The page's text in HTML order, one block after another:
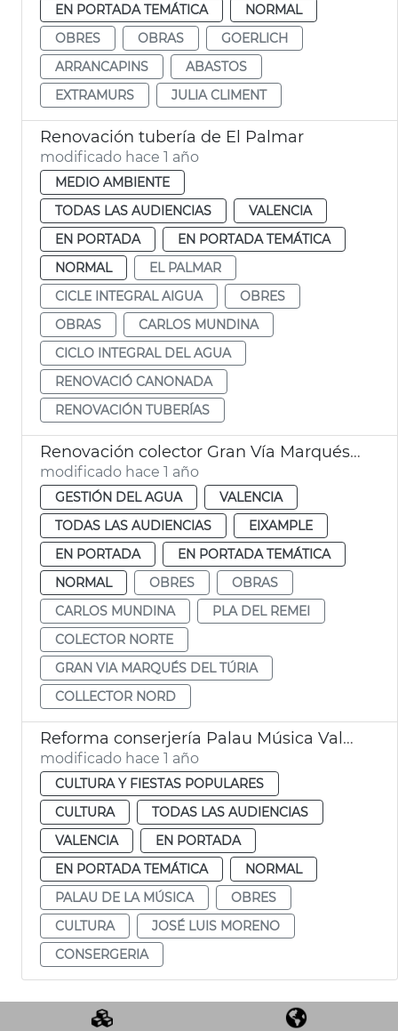
EN PORTADA TEMÁTICA
NORMAL
OBRES
OBRAS
GOERLICH
ARRANCAPINS
ABASTOS
EXTRAMURS
JULIA CLIMENT
Renovación tubería de El Palmar
modificado hace 1 año
MEDIO AMBIENTE
TODAS LAS AUDIENCIAS
VALENCIA
EN PORTADA
EN PORTADA TEMÁTICA
NORMAL
EL PALMAR
CICLE INTEGRAL AIGUA
OBRES
OBRAS
CARLOS MUNDINA
CICLO INTEGRAL DEL AGUA
RENOVACIÓ CANONADA
RENOVACIÓN TUBERÍAS
Renovación colector Gran Vía Marqués del Túria de València
modificado hace 1 año
GESTIÓN DEL AGUA
VALENCIA
TODAS LAS AUDIENCIAS
EIXAMPLE
EN PORTADA
EN PORTADA TEMÁTICA
NORMAL
OBRES
OBRAS
CARLOS MUNDINA
PLA DEL REMEI
COLECTOR NORTE
GRAN VIA MARQUÉS DEL TÚRIA
COLLECTOR NORD
Reforma conserjería Palau Música València
modificado hace 1 año
CULTURA Y FIESTAS POPULARES
CULTURA
TODAS LAS AUDIENCIAS
VALENCIA
EN PORTADA
EN PORTADA TEMÁTICA
NORMAL
PALAU DE LA MÚSICA
OBRES
CULTURA
JOSÉ LUIS MORENO
CONSERGERIA